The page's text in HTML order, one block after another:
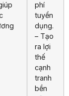
phí
tuyển
dụng.
– Tạo
ra lợi
thế
cạnh
tranh
bền